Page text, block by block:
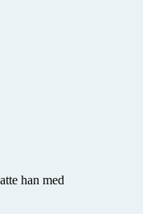
han med